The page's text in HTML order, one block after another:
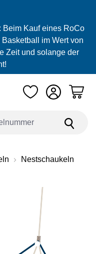
Beim Kauf eines RoCo
im Wert von
Zeit und solange der
Nestschaukeln